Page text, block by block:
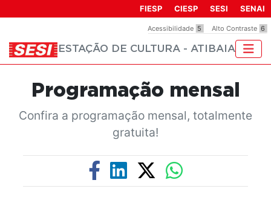
inclui
um
sistema
acessibilidade.
Acessibilidade 5 Alto Contraste 6
FIESP CIESP SESI SENAI
ESTAÇÃO DE CULTURA - ATIBAIA
Programação mensal
Confira a programação mensal, totalmente
gratuita!